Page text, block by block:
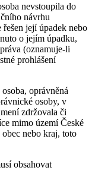
nevstoupila do
návrhu
její úpadek nebo
o jejím úpadku,
(oznamuje-li
prohlášení
oprávněná
osoby, v
zdržovala či
mimo území České
nebo kraj, toto
obsahovat